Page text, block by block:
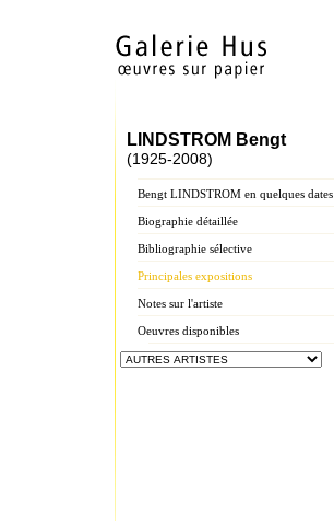
LINDSTROM Bengt
(1925-2008)
Bengt LINDSTROM en quelques dates
Biographie détaillée
Bibliographie sélective
Principales expositions
Notes sur l'artiste
Oeuvres disponibles